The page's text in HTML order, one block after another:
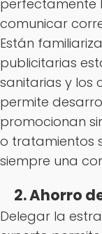
perfectamente
comunicar
Están
publicitarias
sanitarias y los
permite
promocionan
o tratamientos
siempre una
2. Ahorro
Delegar la